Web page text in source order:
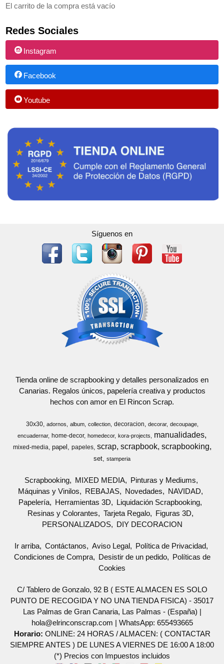
El carrito de la compra está vacío
Redes Sociales
Instagram
Facebook
Youtube
Síguenos en
Tienda online de scrapbooking y detalles personalizados en
Canarias. Regalos únicos, papelería creativa y productos
hechos con amor en El Rincon Scrap.
30x30 adornos album collection decoracion decorar
decoupage
encuadernar
home-decor homedecor kora-projects manualidades
mixed-media papel papeles scrap scrapbook scrapbooking
set stamperia
Scrapbooking MIXED MEDIA
Pinturas y Mediums
Máquinas y Vinilos
REBAJAS Novedades
NAVIDAD
Papelería
Herramientas 3D
Liquidación Scrapbooking
Resinas y Colorantes
Tarjeta Regalo
Figuras 3D
PERSONALIZADOS
DIY DECORACION
Ir arriba Contáctanos Aviso Legal
Política de Privacidad
Condiciones de Compra
Desistir de un pedido
Políticas de
Cookies
C/ Tablero de Gonzalo, 92 B ( ESTE ALMACEN ES SOLO
PUNTO DE RECOGIDA Y NO UNA TIENDA FISICA) - 35017
Las Palmas de Gran Canaria, Las Palmas - (España) |
hola@elrinconscrap.com | WhatsApp: 655493665
Horario: ONLINE: 24 HORAS / ALMACEN: ( CONTACTAR
SIEMPRE ANTES ) DE LUNES A VIERNES DE 16:00 A 18:00
(*) Precios con Impuestos incluidos